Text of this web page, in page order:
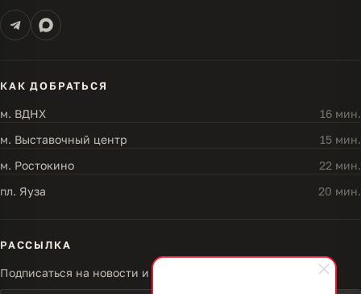
КАК ДОБРАТЬСЯ
м. ВДНХ
16 мин.
м. Выставочный центр
15 мин.
м. Ростокино
22 мин.
пл. Яуза
20 мин.
РАССЫЛКА
Подписаться на новости и акции